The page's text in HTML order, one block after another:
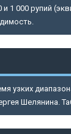
1 000 рупий
узких
Шелянина.